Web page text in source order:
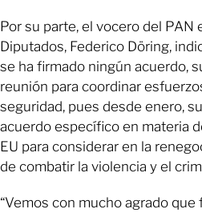
Por su parte, el vocero del PAN
Diputados, Federico Döring,
se ha firmado ningún acuerdo,
reunión para coordinar
seguridad, pues desde enero,
acuerdo específico en materia
EU para considerar en la
de combatir la violencia y el
“Vemos con mucho agrado